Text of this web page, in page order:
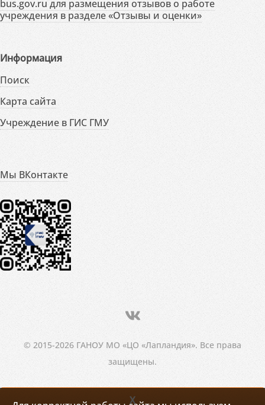
bus.gov.ru для размещения отзывов о работе
учреждения в разделе «Отзывы и оценки»
Информация
Поиск
Карта сайта
Учреждение в ГИС ГМУ
Мы ВКонтакте
© 2015-2026 ГАНОУ МО «ЦО «Лапландия». Все права
защищены.
X